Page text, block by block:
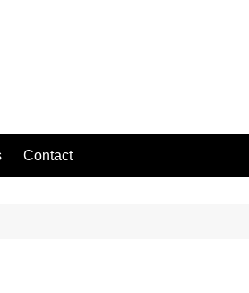
Contact